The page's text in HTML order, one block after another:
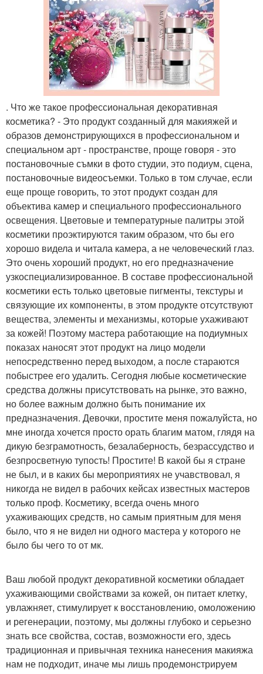
. Что же такое профессиональная декоративная
косметика? - Это продукт созданный для макияжей и
образов демонстрирующихся в профессиональном и
специальном арт - пространстве, проще говоря - это
постановочные съмки в фото студии, это подиум, сцена,
постановочные видеосъемки. Только в том случае, если
еще проще говорить, то этот продукт создан для
объектива камер и специального профессионального
освещения. Цветовые и температурные палитры этой
косметики проэктируются таким образом, что бы его
хорошо видела и читала камера, а не человеческий глаз.
Это очень хороший продукт, но его предназначение
узкоспециализированное. В составе профессиональной
косметики есть только цветовые пигменты, текстуры и
связующие их компоненты, в этом продукте отсутствуют
вещества, элементы и механизмы, которые ухаживают
за кожей! Поэтому мастера работающие на подиумных
показах наносят этот продукт на лицо модели
непосредственно перед выходом, а после стараются
побыстрее его удалить. Сегодня любые косметические
средства должны присутствовать на рынке, это важно,
но более важным должно быть понимание их
предназначения. Девочки, простите меня пожалуйста, но
мне иногда хочется просто орать благим матом, глядя на
дикую безграмотность, безалаберность, безрассудство и
безпросветную тупость! Простите! В какой бы я стране
не был, и в каких бы мероприятиях не учавствовал, я
никогда не видел в рабочих кейсах известных мастеров
только проф. Косметику, всегда очень много
ухаживающих средств, но самым приятным для меня
было, что я не видел ни одного мастера у которого не
было бы чего то от мк.
Ваш любой продукт декоративной косметики обладает
ухаживающими свойствами за кожей, он питает клетку,
увлажняет, стимулирует к восстановлению, омоложению
и регенерации, поэтому, мы должны глубоко и серьезно
знать все свойства, состав, возможности его, здесь
традиционная и привычная техника нанесения макияжа
нам не подходит, иначе мы лишь продемонстрируем